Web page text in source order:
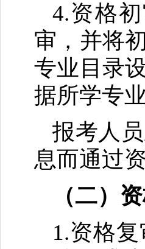
4.资格
审，并将
专业目录
据所学专
报考人
息而通过
（二）
1.资格